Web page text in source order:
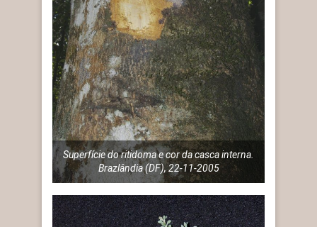
Superfície do ritidoma e cor da casca interna.
Brazlândia (DF), 22-11-2005